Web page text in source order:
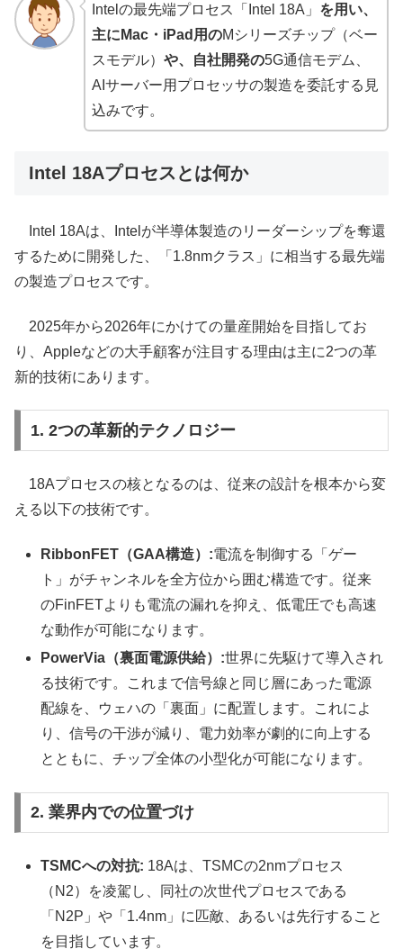
Intelの最先端プロセス「Intel 18A」 を用い、
主にMac・iPad用のMシリーズチップ（ベー
スモデル） や、自社開発の5G通信モデム、
AIサーバー用プロセッサの製造を委託する見
込みです。
Intel 18Aプロセスとは何か
Intel 18Aは、Intelが半導体製造のリーダーシップを奪還
するために開発した、「1.8nmクラス」に相当する最先端
の製造プロセスです。
2025年から2026年にかけての量産開始を目指してお
り、Appleなどの大手顧客が注目する理由は主に2つの革
新的技術にあります。
1. 2つの革新的テクノロジー
18Aプロセスの核となるのは、従来の設計を根本から変
える以下の技術です。
RibbonFET（GAA構造）:電流を制御する「ゲー
ト」がチャンネルを全方位から囲む構造です。従来
のFinFETよりも電流の漏れを抑え、低電圧でも高速
な動作が可能になります。
PowerVia（裏面電源供給）:世界に先駆けて導入され
る技術です。これまで信号線と同じ層にあった電源
配線を、ウェハの「裏面」に配置します。これによ
り、信号の干渉が減り、電力効率が劇的に向上する
とともに、チップ全体の小型化が可能になります。
2. 業界内での位置づけ
TSMCへの対抗: 18Aは、TSMCの2nmプロセス
（N2）を凌駕し、同社の次世代プロセスである
「N2P」や「1.4nm」に匹敵、あるいは先行すること
を目指しています。